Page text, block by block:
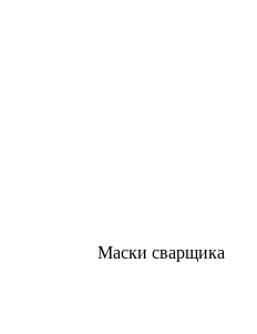
Маски сварщика